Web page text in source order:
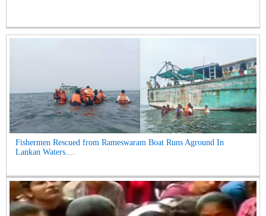
Fishermen Rescued from Rameswaram Boat Runs Aground In
Lankan Waters....